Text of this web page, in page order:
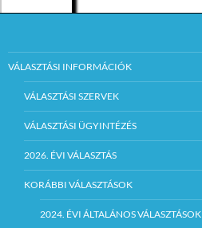
ellenszolgáltatás
jegyzőkönyvben
nyilatkozni kell.
Szerződéskötés:
Az árverésen nyertes
ajánlattevővel az
eredményhirdetéstől
számított 30 napon
belül kell szerződést
kötni.
VÁLASZTÁSI INFORMÁCIÓK
VÁLASZTÁSI SZERVEK
VÁLASZTÁSI ÜGYINTÉZÉS
2026. ÉVI VÁLASZTÁS
KORÁBBI VÁLASZTÁSOK
2024. ÉVI ÁLTALÁNOS VÁLASZTÁSOK